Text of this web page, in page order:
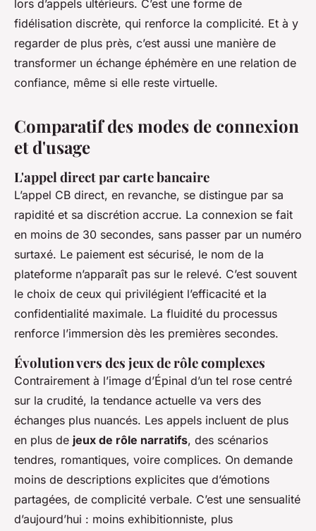
lors d’appels ultérieurs. C’est une forme de
fidélisation discrète, qui renforce la complicité. Et à y
regarder de plus près, c’est aussi une manière de
transformer un échange éphémère en une relation de
confiance, même si elle reste virtuelle.
Comparatif des modes de connexion
et d'usage
L'appel direct par carte bancaire
L’appel CB direct, en revanche, se distingue par sa
rapidité et sa discrétion accrue. La connexion se fait
en moins de 30 secondes, sans passer par un numéro
surtaxé. Le paiement est sécurisé, le nom de la
plateforme n’apparaît pas sur le relevé. C’est souvent
le choix de ceux qui privilégient l’efficacité et la
confidentialité maximale. La fluidité du processus
renforce l’immersion dès les premières secondes.
Évolution vers des jeux de rôle complexes
Contrairement à l’image d’Épinal d’un tel rose centré
sur la crudité, la tendance actuelle va vers des
échanges plus nuancés. Les appels incluent de plus
en plus de jeux de rôle narratifs, des scénarios
tendres, romantiques, voire complices. On demande
moins de descriptions explicites que d’émotions
partagées, de complicité verbale. C’est une sensualité
d’aujourd’hui : moins exhibitionniste, plus